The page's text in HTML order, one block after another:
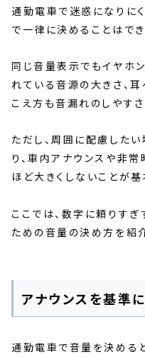
通勤電車で迷惑になりに
で一律に決めることはでき
同じ音量表示でもイヤホ
れている音源の大きさ、
こえ方も音漏れのしやすさ
ただし、周囲に配慮した
り、車内アナウンスや非
ほど大きくしないことが基
ここでは、数字に頼りす
ための音量の決め方を紹介
アナウンスを基準
通勤電車で音量を決める